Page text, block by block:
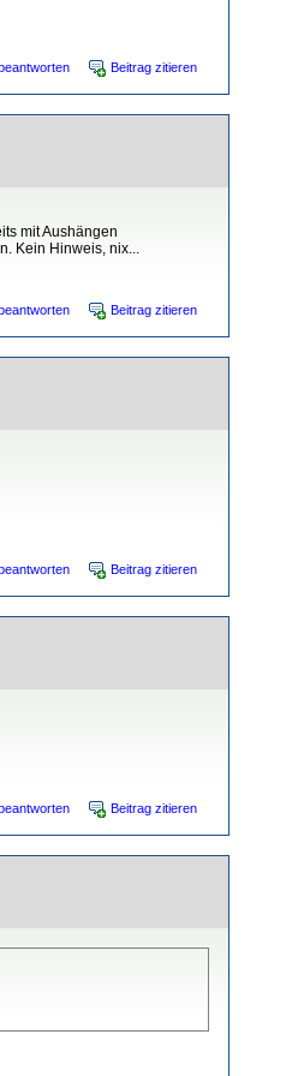
Beitrag zitieren
mit Aushängen
Kein Hinweis, nix...
Beitrag zitieren
Beitrag zitieren
Beitrag zitieren